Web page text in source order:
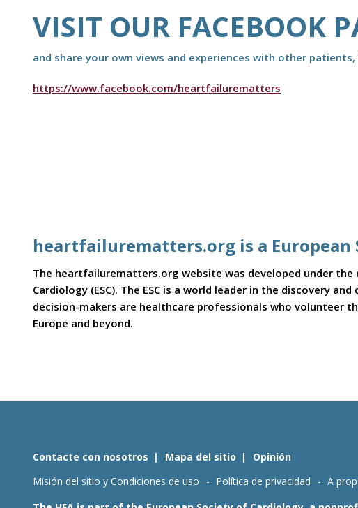
VISIT OUR FACEBOOK
and share your own views and experiences with other
https://www.facebook.com/heartfailurematters
heartfailurematters.org is a
The heartfailurematters.org website was developed under
Cardiology (ESC). The ESC is a world leader in the discovery
decision-makers are healthcare professionals who volunteer
Europe and beyond.
Contacte con nosotros Mapa del sitio
Opinión
Misión del sitio y Condiciones de uso
Política de privacidad A